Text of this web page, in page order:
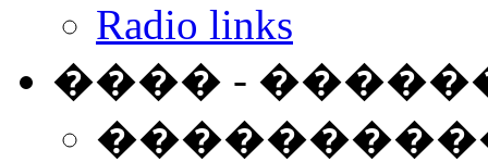
Radio links
���� -